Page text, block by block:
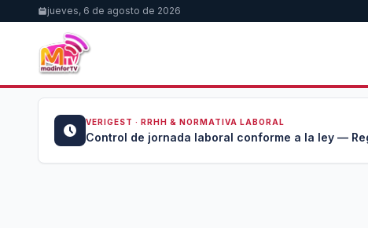
jueves, 6 de agosto de 2026
VERIGEST · RRHH & NORMATIVA LABORAL
Control de jornada laboral conforme a la ley —